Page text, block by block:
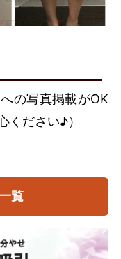
の写真掲載がOK
ください♪）
覧